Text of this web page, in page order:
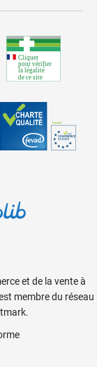
et de la vente à
membre du réseau